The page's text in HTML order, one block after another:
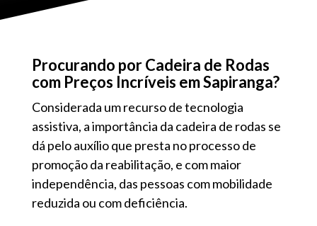
Procurando por Cadeira de Rodas
com Preços Incríveis em Sapiranga?
Considerada um recurso de tecnologia
assistiva, a importância da cadeira de rodas se
dá pelo auxílio que presta no processo de
promoção da reabilitação, e com maior
independência, das pessoas com mobilidade
reduzida ou com deficiência.